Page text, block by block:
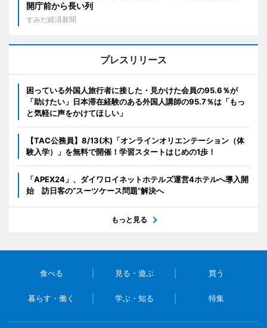
開庁前から長い列
すみだ経済新聞
プレスリリース
困っている外国人旅行者に接した・見かけた会員の95.6％が
「助けたい」日本滞在経験のある外国人講師の95.7％は「もっ
と気軽に声をかけてほしい」
【TAC公務員】8/13(木)「オンラインオリエンテーション（体
験入学）」を無料で開催！学習スタートはじめの1歩！
「APEX24」、ダイワロイネットホテルズ運営4ホテルへ導入開
始 訪日客の“スーツケース問題”解決へ
もっと見る
食べる 見る・遊ぶ 買う
暮らす・働く 学ぶ・知る 特集